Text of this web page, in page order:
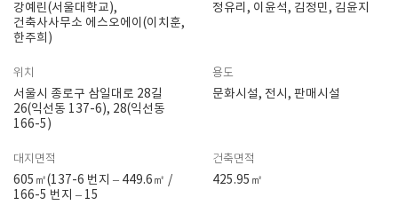
강예린(서울대학교),
건축사사무소 에스오에이(이치훈,
한주희)
정유리, 이윤석, 김정민, 김윤지
위치
서울시 종로구 삼일대로 28길
26(익선동 137-6), 28(익선동
166-5)
용도
문화시설, 전시, 판매시설
대지면적
605㎡(137-6 번지 – 449.6㎡ /
166-5 번지 – 15
건축면적
425.95㎡